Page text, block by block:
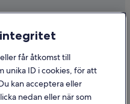
integritet
får åtkomst till
unika ID i cookies, för att
kan acceptera eller
nedan eller när som